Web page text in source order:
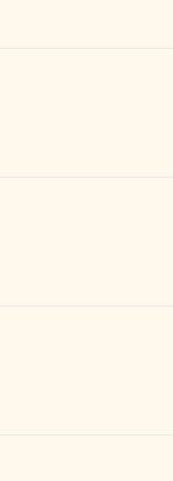
上也很吃力，赵酒
北集团如今的掌舵
帝白萧何主演，故
点赞之交。